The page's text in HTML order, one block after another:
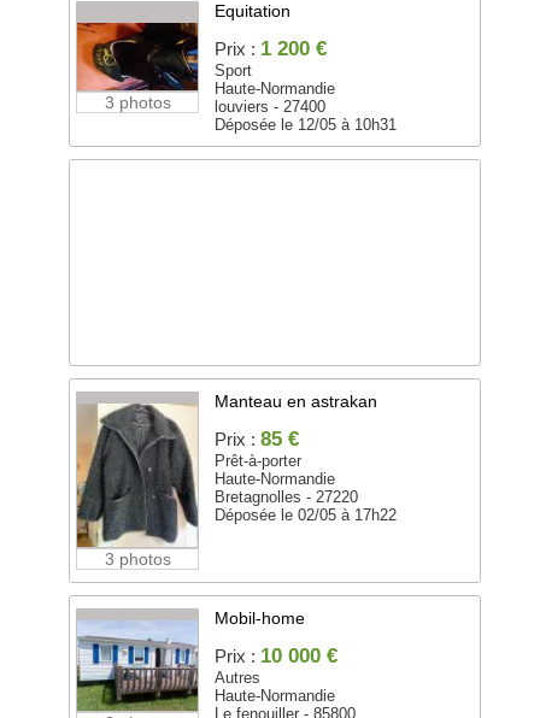
3 photos
Equitation
Prix : 1 200 €
Sport
Haute-Normandie
louviers - 27400
Déposée le 12/05 à 10h31
3 photos
Manteau en astrakan
Prix : 85 €
Prêt-à-porter
Haute-Normandie
Bretagnolles - 27220
Déposée le 02/05 à 17h22
Mobil-home
Prix : 10 000 €
Autres
Haute-Normandie
Le fenouiller - 85800